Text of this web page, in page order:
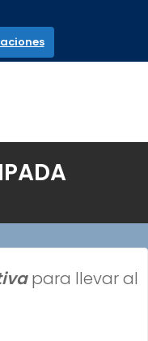
para llevar al